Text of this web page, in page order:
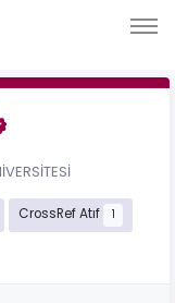
CrossRef Atıf 1